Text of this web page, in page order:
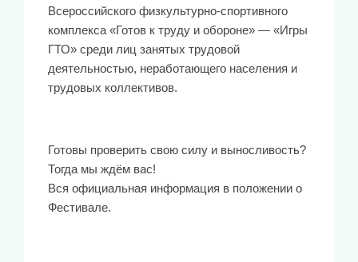
Всероссийского физкультурно-спортивного
комплекса «Готов к труду и обороне» — «Игры
ГТО» среди лиц занятых трудовой
деятельностью, неработающего населения и
трудовых коллективов.
Готовы проверить свою силу и выносливость?
Тогда мы ждём вас!
Вся официальная информация в положении о
Фестивале.